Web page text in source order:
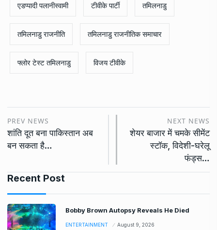
एडप्पादी पलानीस्वामी टीवीके पार्टी तमिलनाडु
तमिलनाडु राजनीति तमिलनाडु राजनीतिक समाचार
फ्लोर टेस्ट तमिलनाडु विजय टीवीके
PREV NEWS
शांति दूत बना पाकिस्तान अब
बन सकता है…
NEXT NEWS
शेयर बाजार में चमके सीमेंट
स्टॉक, विदेशी-घरेलू
फंड्स…
Recent Post
Bobby Brown Autopsy Reveals He Died
ENTERTAINMENT August 9, 2026